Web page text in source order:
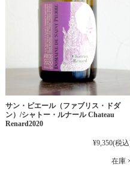
サン・ピエール（ファブリス・ドダ
ン）/シャトー・ルナール Chateau
Renard2020
¥9,350(税
在庫